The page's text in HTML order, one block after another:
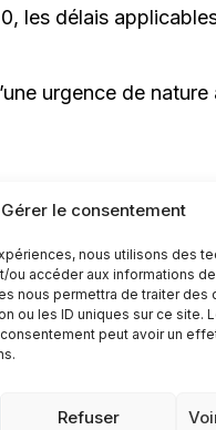
Gérer le consentement
nous utilisons des
accéder aux informations
nous permettra de traiter des
ou les ID uniques sur ce site.
peut avoir un
Refuser
les délais
urgence de nature
Chambery
Immeuble le Paris
5 rue Claude Martin